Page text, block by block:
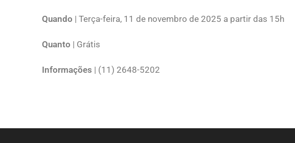
Quando | Terça-feira, 11 de novembro de 2025 a partir das 15h
Quanto | Grátis
Informações | (11) 2648-5202